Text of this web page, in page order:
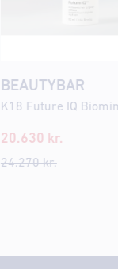
BEAUTYBAR
20.630 kr.
24.270kr.